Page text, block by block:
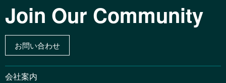
Join Our Community
お問い合わせ
会社案内